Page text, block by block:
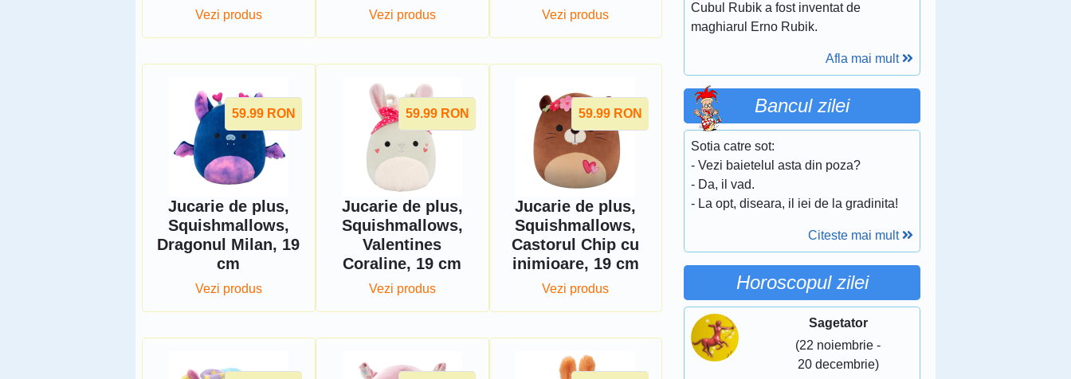
Vezi produs Vezi produs Vezi produs
59.99 RON
Jucarie de plus,
Squishmallows,
Dragonul Milan, 19
cm
Vezi produs
59.99 RON
Jucarie de plus,
Squishmallows,
Valentines
Coraline, 19 cm
Vezi produs
59.99 RON
Jucarie de plus,
Squishmallows,
Castorul Chip cu
inimioare, 19 cm
Vezi produs
Cubul Rubik a fost inventat de
maghiarul Erno Rubik.
Afla mai mult
Bancul zilei
Sotia catre sot:
- Vezi baietelul asta din poza?
- Da, il vad.
- La opt, diseara, il iei de la gradinita!
Citeste mai mult
Horoscopul zilei
Sagetator
(22 noiembrie -
20 decembrie)